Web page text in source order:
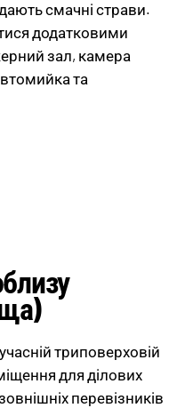
смачні страви.
додатковими
зал, камера
та
триповерховій
для ділових
перевізників